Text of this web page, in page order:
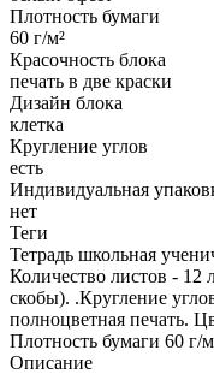
Плотность бумаги
60 г/м²
Красочность блока
печать в две краски
Дизайн блока
клетка
Кругление углов
есть
Индивидуальная
нет
Теги
Тетрадь школьная
Количество листов - 12
скобы). .Кругление
полноцветная печать.
Плотность бумаги 60 г/
Описание